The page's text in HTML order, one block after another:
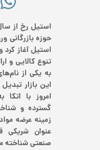
حوزه بازرگانی
استیل آغاز کرد
تنوع کالایی و
به یکی از
این بازار
امروز با
گسترده و
زمینه عرضه
عنوان شریکی
صنعتی شناخته